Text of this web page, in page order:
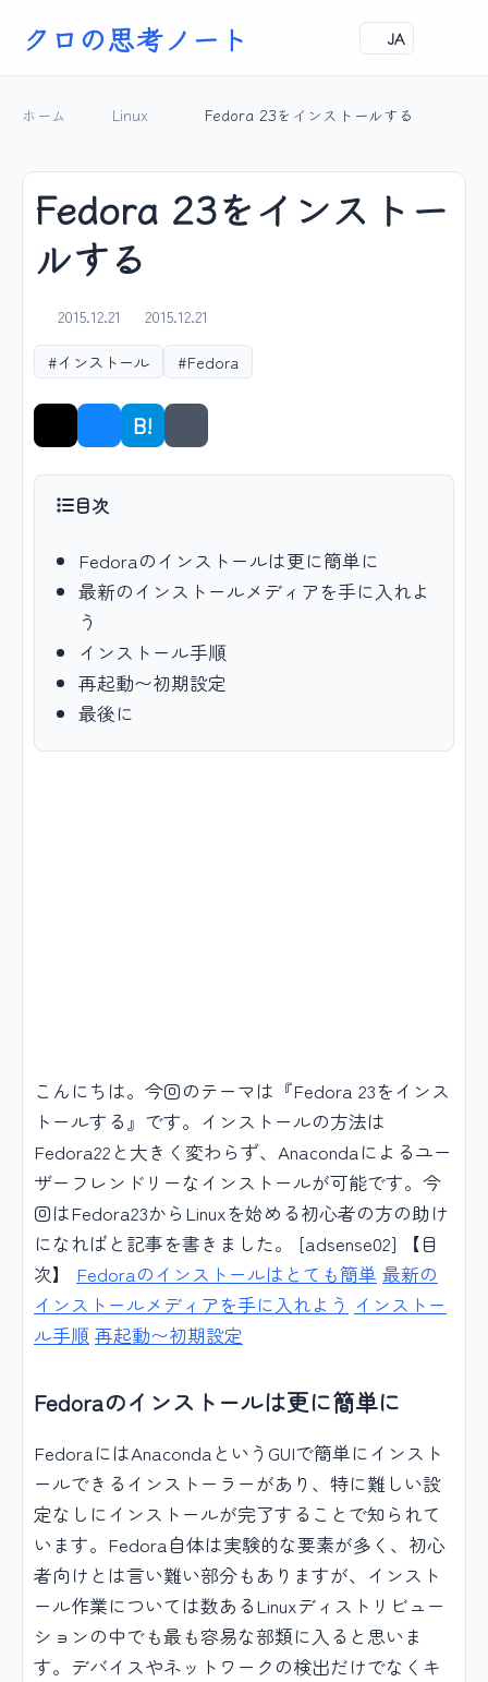
クロの思考ノート JA
ホーム Linux Fedora 23をインストールする
Fedora 23をインストー
ルする
2015.12.21
2015.12.21
#インストール
#Fedora
B! シェア
目次
Fedoraのインストールは更に簡単に
最新のインストールメディアを手に入れよ
う
インストール手順
再起動〜初期設定
最後に
こんにちは。今回のテーマは『Fedora 23をインス
トールする』です。インストールの方法は
Fedora22と大きく変わらず、Anacondaによるユー
ザーフレンドリーなインストールが可能です。今
回はFedora23からLinuxを始める初心者の方の助け
になればと記事を書きました。 [adsense02] 【目
次】 Fedoraのインストールはとても簡単 最新の
インストールメディアを手に入れよう インストー
ル手順 再起動〜初期設定
Fedoraのインストールは更に簡単に
FedoraにはAnacondaというGUIで簡単にインスト
ールできるインストーラーがあり、特に難しい設
定なしにインストールが完了することで知られて
います。Fedora自体は実験的な要素が多く、初心
者向けとは言い難い部分もありますが、インスト
ール作業については数あるLinuxディストリビュー
ションの中でも最も容易な部類に入ると思いま
す。デバイスやネットワークの検出だけでなくキ